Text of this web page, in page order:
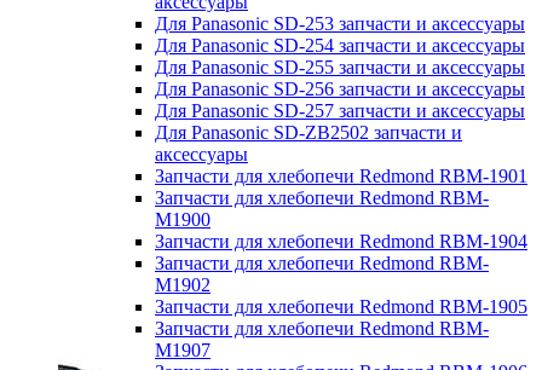
Для Panasonic SD-253 запчасти и аксессуары
Для Panasonic SD-254 запчасти и аксессуары
Для Panasonic SD-255 запчасти и аксессуары
Для Panasonic SD-256 запчасти и аксессуары
Для Panasonic SD-257 запчасти и аксессуары
Для Panasonic SD-ZB2502 запчасти и
аксессуары
Запчасти для хлебопечи Redmond RBM-1901
Запчасти для хлебопечи Redmond RBM-
M1900
Запчасти для хлебопечи Redmond RBM-1904
Запчасти для хлебопечи Redmond RBM-
M1902
Запчасти для хлебопечи Redmond RBM-1905
Запчасти для хлебопечи Redmond RBM-
M1907